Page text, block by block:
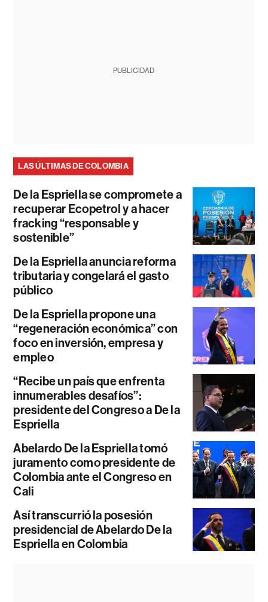
PUBLICIDAD
LAS ÚLTIMAS DE COLOMBIA
De la Espriella se compromete a
recuperar Ecopetrol y a hacer
fracking “responsable y
sostenible”
De la Espriella anuncia reforma
tributaria y congelará el gasto
público
De la Espriella propone una
“regeneración económica” con
foco en inversión, empresa y
empleo
“Recibe un país que enfrenta
innumerables desafíos”:
presidente del Congreso a De la
Espriella
Abelardo De la Espriella tomó
juramento como presidente de
Colombia ante el Congreso en
Cali
Así transcurrió la posesión
presidencial de Abelardo De la
Espriella en Colombia